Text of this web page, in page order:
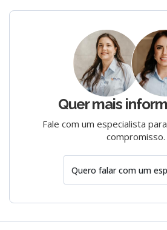
Quer mais
Fale com um especialista
compromisso.
Quero falar com um